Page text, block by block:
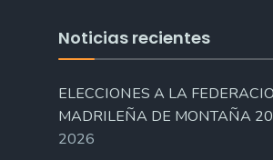
Noticias recientes
ELECCIONES A LA
MADRILEÑA DE MONTAÑA
2026